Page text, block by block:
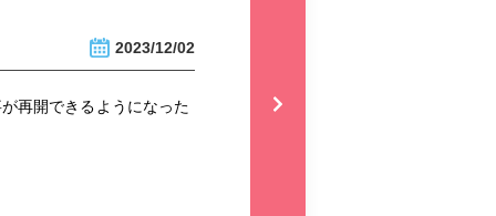
2023/12/02
再開できるようになった